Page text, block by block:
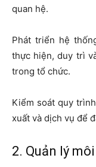
quan hệ.
Phát triển hệ
thực hiện, duy trì
trong tổ chức.
Kiểm soát quy
xuất và dịch vụ để
2. Quản lý